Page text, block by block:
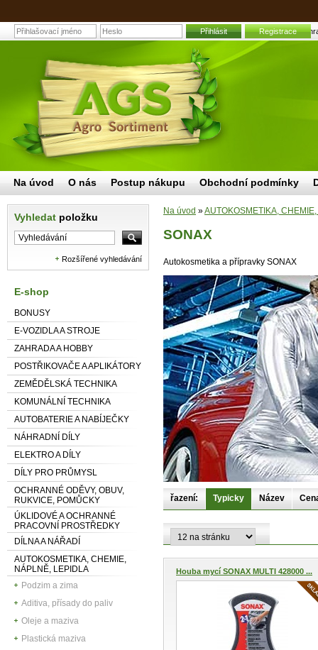
SONAX |
Přihlásit Registrace
Vyhledat položku
Rozšířené vyhledávání
E-shop
BONUSY
E-VOZIDLA A STROJE
ZAHRADA A HOBBY
POSTŘIKOVAČE A APLIKÁTORY
ZEMĚDĚLSKÁ TECHNIKA
KOMUNÁLNÍ TECHNIKA
AUTOBATERIE A NABÍJEČKY
NÁHRADNÍ DÍLY
ELEKTRO A DÍLY
DÍLY PRO PRŮMYSL
OCHRANNÉ ODĚVY, OBUV,
RUKVICE, POMŮCKY
ÚKLIDOVÉ A OCHRANNÉ
PRACOVNÍ PROSTŘEDKY
DÍLNA A NÁŘADÍ
AUTOKOSMETIKA, CHEMIE,
NÁPLNĚ, LEPIDLA
Podzim a zima
Aditiva, přísady do paliv
Oleje a maziva
Plastická maziva
Na úvod »AUTOKOSMETIKA,
SONAX
Autokosmetika a přípravky SONAX
řazení: Typicky Název
Houba mycí SONAX MULTI 428000 ...
Na úvod O nás Postup nákupu Obchodní podmínky